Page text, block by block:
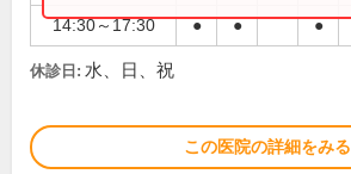
14:30～17:30 ● ● ●
休診日: 水、日、祝
この医院の詳細をみる